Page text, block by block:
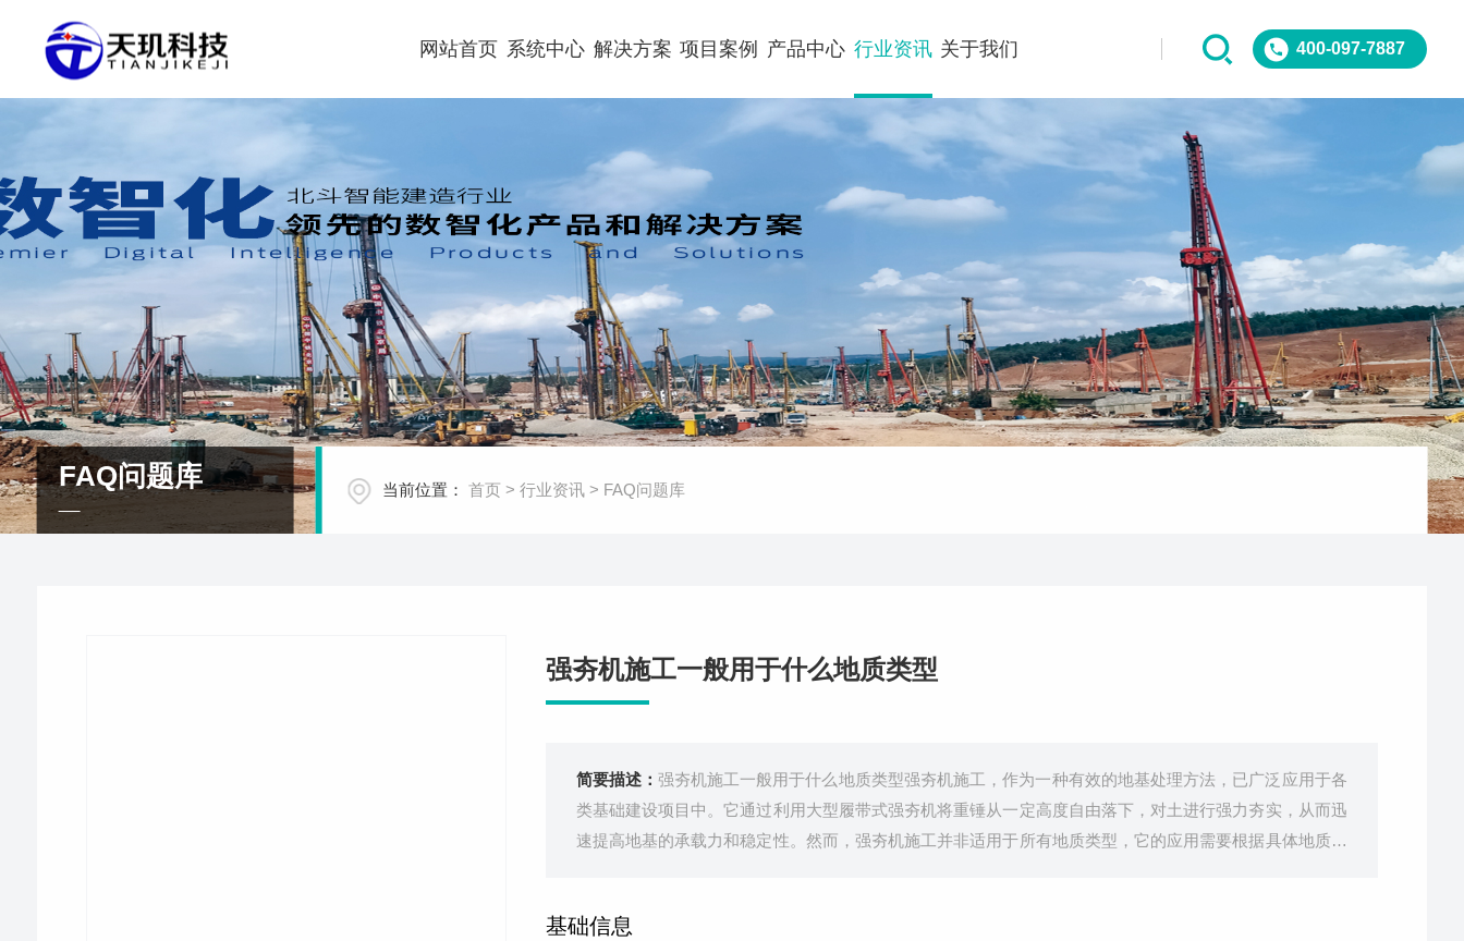
400-097-7887
网站首页 系统中心 解决方案 项目案例 产品中心 行业资讯 关于我们
FAQ问题库 当前位置： 首页 > 行业资讯> FAQ问题库
强夯机施工一般用于什么地质类型
简要描述： 强夯机施工一般用于什么地质类型强夯机施工，作为一种有效的地基处理方法，已广泛应用于各
类基础建设项目中。它通过利用大型履带式强夯机将重锤从一定高度自由落下，对土进行强力夯实，从而迅
速提高地基的承载力和稳定性。然而，强夯机施工并非适用于所有地质类型，它的应用需要根据具体地质条
基础信息